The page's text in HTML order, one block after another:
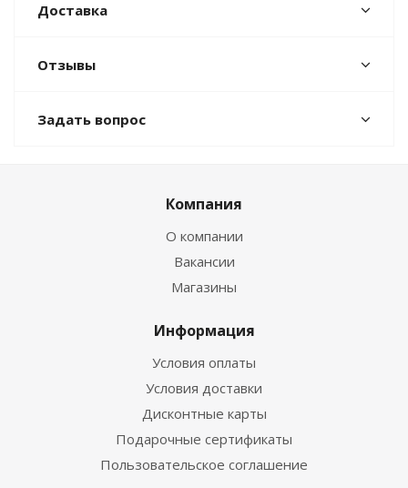
Доставка
Отзывы
Задать вопрос
Компания
О компании
Вакансии
Магазины
Информация
Условия оплаты
Условия доставки
Дисконтные карты
Подарочные сертификаты
Пользовательское соглашение